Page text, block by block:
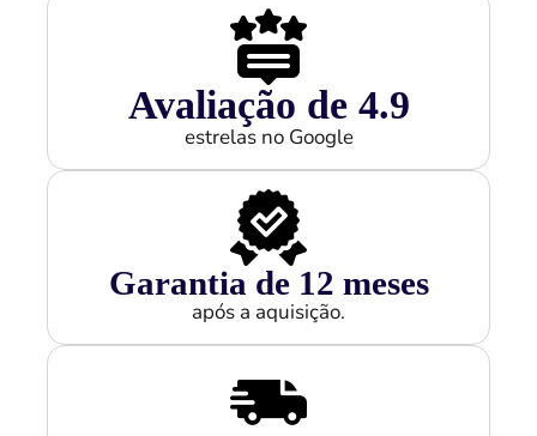
Avaliação de 4.9
estrelas no Google
Garantia de 12 meses
após a aquisição.